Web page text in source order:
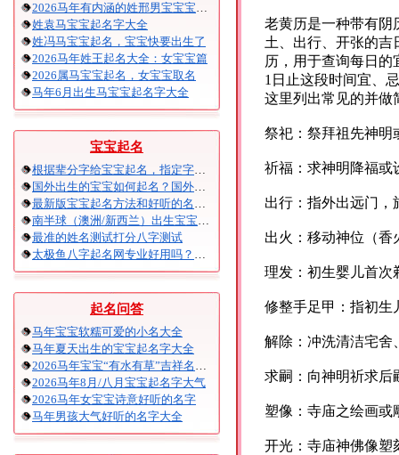
2026马年有内涵的姓邢男宝宝宝起名
姓袁马宝宝起名字大全
姓冯马宝宝起名，宝宝快要出生了
2026马年姓王起名大全：女宝宝篇
2026属马宝宝起名，女宝宝取名
马年6月出生马宝宝起名字大全
宝宝起名
根据辈分字给宝宝起名，指定字宝宝起名大全
国外出生的宝宝如何起名？国外出生宝宝八字起名时间怎么算？
最新版宝宝起名方法和好听的名字精选
南半球（澳洲/新西兰）出生宝宝五行八字起名以及时间推算
最准的姓名测试打分八字测试
太极鱼八字起名网专业好用吗？太极鱼起名怎么样？
起名问答
马年宝宝软糯可爱的小名大全
马年夏天出生的宝宝起名字大全
2026马年宝宝“有水有草”吉祥名字大全
2026马年8月/八月宝宝起名字大气
2026马年女宝宝诗意好听的名字
马年男孩大气好听的名字大全
老黄历是一种带有阴
土、出行、开张的吉
历，用于查询每日的
1日止这段时间宜、
这里列出常见的并做
祭祀：祭拜祖先神明
祈福：求神明降福或
出行：指外出远门，
出火：移动神位（香
理发：初生婴儿首次
修整手足甲：指初生
解除：冲洗清洁宅舍
求嗣：向神明祈求后
塑像：寺庙之绘画或
开光：寺庙神佛像塑